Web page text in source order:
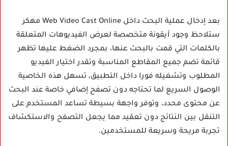
بعد إدخال عملية البحث داخل Web Video Cast Online مهكر
ستلاحظ وجود أيقونة متخصصة لعرض الفيديوهات المتعلقة
بالكلمات التي قمت بالبحث عنها، بمجرد الضغط عليها تظهر
قائمة تضم جميع المقاطع المناسبة وتقدر اختيار الفيديو
المطلوب وتشغيله فورا داخل التطبيق، تسهل هذه الخاصية
الوصول السريع لما تحتاجه دون تصفح إضافي خاصة عند البحث
عن محتوى محدد، وتوفر واجهة بسيطة تساعد المستخدم على
التنقل بين النتائج دون تعقيد مما يجعل التصفح والاستكشاف
تجربة مريحة وسريعة للمستخدمين.